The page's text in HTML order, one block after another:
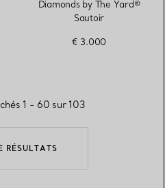
Diamonds by The Yard®
Sautoir
€ 3.000
RÉSULTATS
1 - 60 sur 103